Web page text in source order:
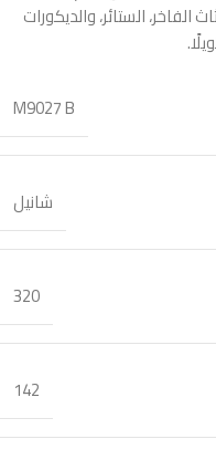
الفاخر، الستائر، والديكورات
M9027 B
شانيل
320
142